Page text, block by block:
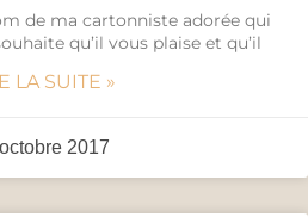
de ma cartonniste adorée qui
qu’il vous plaise et qu’il
LA SUITE »
2017